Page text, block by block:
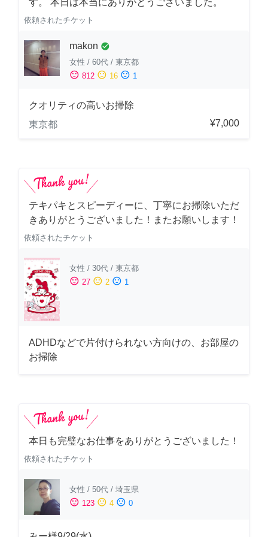
依頼されたチケット
makon check_circle
女性 / 60代 / 東京都
sentiment_satisfied 812 sentiment_neutral 16 sentiment_dissatisfied 1
クオリティの高いお掃除
東京都
¥7,000
テキパキとスピーディーに、丁寧にお掃除いただ
きありがとうございました！またお願いします！
依頼されたチケット
女性 / 30代 / 東京都
sentiment_satisfied 27 sentiment_neutral 2 sentiment_dissatisfied 1
ADHDなどで片付けられない方向けの、お部屋の
お掃除
本日も完璧なお仕事をありがとうございました！
依頼されたチケット
女性 / 50代 / 埼玉県
sentiment_satisfied 123 sentiment_neutral 4 sentiment_dissatisfied 0